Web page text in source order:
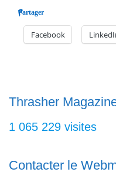
Le pumptrack
bosses, il a
transferts entre
Partager
Facebook
Thrasher
1 065 229 visites
Contacter le